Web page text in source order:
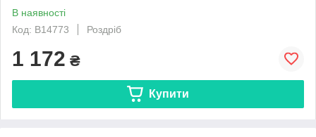
В наявності
Код: B14773
Роздріб
1 172 ₴
Купити